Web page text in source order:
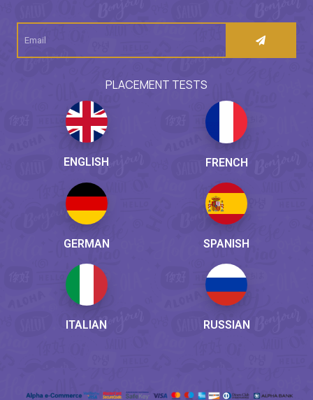
PLACEMENT TESTS
ENGLISH FRENCH
GERMAN SPANISH
ITALIAN RUSSIAN